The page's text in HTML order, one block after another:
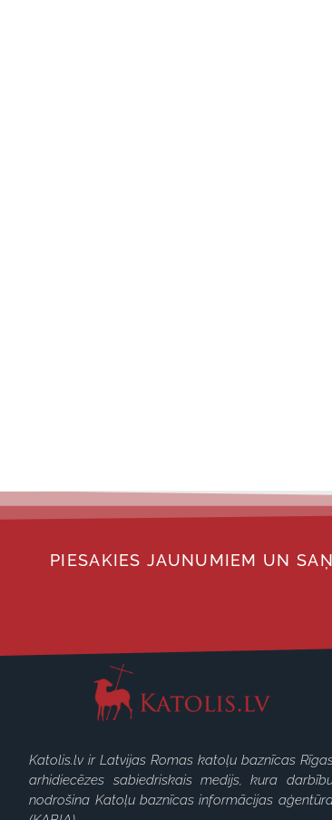
PIESAKIES JAUNUMIEM UN
Katolis.lv ir Latvijas Romas katoļu baznīcas
arhidiecēzes sabiedriskais medijs, kura
nodrošina Katoļu baznīcas informācijas